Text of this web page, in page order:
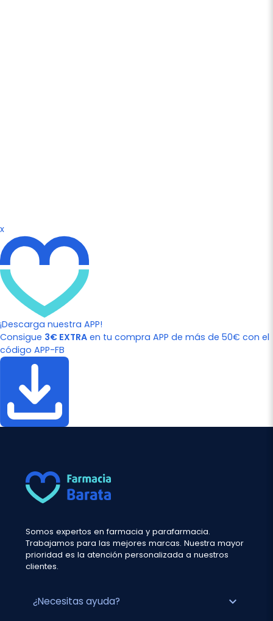
x
¡Descarga nuestra APP!
Consigue 3€ EXTRA en tu compra APP de más de 50€ con el
código APP-FB
Somos expertos en farmacia y parafarmacia.
Trabajamos para las mejores marcas. Nuestra mayor
prioridad es la atención personalizada a nuestros
clientes.
¿Necesitas ayuda? expand_more